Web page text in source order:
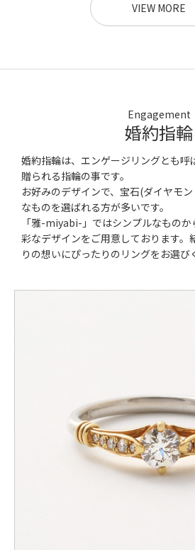
VIEW MORE
Engagement
婚約指輪
婚約指輪は、エンゲージリングとも呼
贈られる指輪の事です。
お好みのデザインで、宝石(ダイヤモ
なものを選ばれる方が多いです。
「雅-miyabi-」ではシンプルなもの
彩なデザインをご用意しております。
りの想いにぴったりのリングをお選び